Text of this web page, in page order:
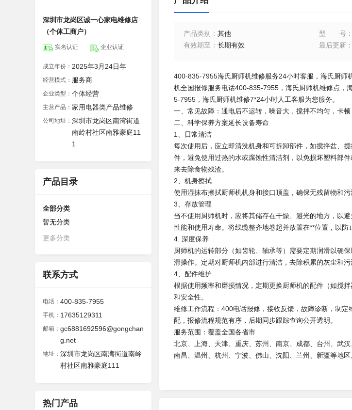
深圳市龙岗区诚一心家电维修店
（个体工商户）
实名认证 企业认证
成立年份： 2025年3月24日年
经营模式： 服务商
企业类型： 个体经营
主营产品： 家用电器类产品维修
公司地址： 深圳市龙岗区南湾街道
南岭村社区南雅豪庭11
1
产品目录
全部分类
暂无分类
更多分类
联系方式
电话： 400-835-7955
手机： 17635129311
邮箱： gc6881692596@gongchan
g.net
地址： 深圳市龙岗区南湾街道南岭
村社区南雅豪庭111
热门产品
产品类别 ： 其他 型号：
有效期至 ： 长期有效 最后更新：
400-835-7955海氏厨师机维修服务24小时客服，海氏厨师
机全国报修服务电话400-835-7955，海氏厨师机维修点
5-7955，海氏厨师机维修7*24小时人工客服为您服务。
一、常见故障：通电后不运转，噪音大，搅拌不均匀，卡
二、科学保养方案延长设备寿命
1、日常清洁
每次使用后，应立即清洗机身和可拆卸部件，如搅拌盆、
件，避免使用过热的水或腐蚀性清洁剂，以免损坏塑料部
来去除食物残渣。
2、机身擦拭
使用湿抹布擦拭厨师机机身和接口顶盖，确保无残留物和
3、存放管理
当不使用厨师机时，应将其储存在干燥、避光的地方，以
性能和使用寿命。将线缆整齐地卷起并放置在**位置，以防
4. 深度保养
厨师机的运转部分（如齿轮、轴承等）需要定期润滑以确
滑操作。定期对厨师机内部进行清洁，去除积累的灰尘和
4、配件维护
根据使用频率和磨损情况，定期更换厨师机的配件（如搅
和安全性。
维修工作流程：400电话报修，接收反馈，故障诊断，制
配，报修流程规范有序，后期同步跟踪查询公开透明。
服务范围：覆盖全国各省市
北京、上海、天津、重庆、苏州、南京、成都、台州、武
南昌、温州、杭州、宁波、佛山、沈阳、兰州、新疆等地区